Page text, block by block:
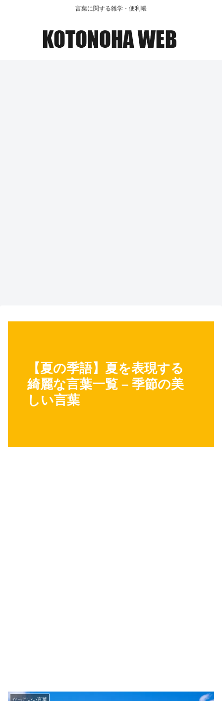
言葉に関する雑学・便利帳
【夏の季語】夏を表現する
綺麗な言葉一覧 – 季節の美
しい言葉
かっこいい言葉